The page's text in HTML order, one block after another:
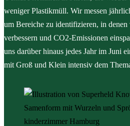
weniger Plastikmüll. Wir messen
um Bereiche zu identifizieren, in
verbessern und CO2-Emissionen
uns darüber hinaus jedes Jahr im Juni
mit Groß und Klein intensiv dem